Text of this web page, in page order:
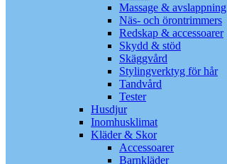
Massage & avslappning
Näs- och örontrimmers
Redskap & accessoarer
Skydd & stöd
Skäggvård
Stylingverktyg för hår
Tandvård
Tester
Husdjur
Inomhusklimat
Kläder & Skor
Accessoarer
Barnkläder